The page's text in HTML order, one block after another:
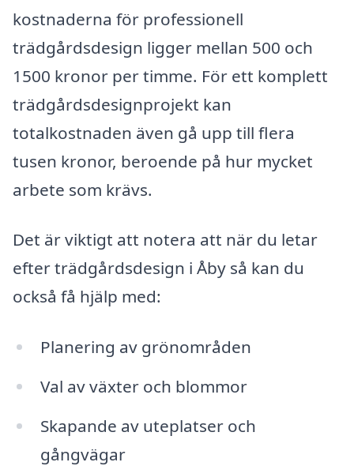
kostnaderna för professionell
trädgårdsdesign ligger mellan 500 och
1500 kronor per timme. För ett komplett
trädgårdsdesignprojekt kan
totalkostnaden även gå upp till flera
tusen kronor, beroende på hur mycket
arbete som krävs.
Det är viktigt att notera att när du letar
efter trädgårdsdesign i Åby så kan du
också få hjälp med:
Planering av grönområden
Val av växter och blommor
Skapande av uteplatser och
gångvägar